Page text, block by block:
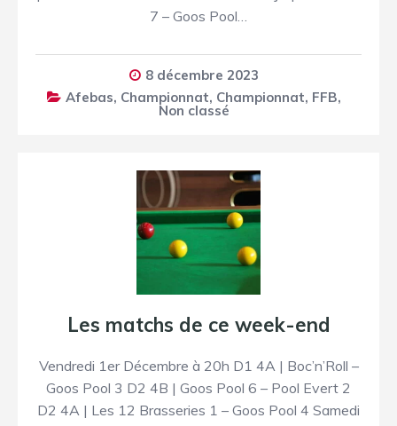
7 – Goos Pool…
8 décembre 2023
Afebas, Championnat, Championnat, FFB,
Non classé
Les matchs de ce week-end
Vendredi 1er Décembre à 20h D1 4A | Boc’n’Roll –
Goos Pool 3 D2 4B | Goos Pool 6 – Pool Evert 2
D2 4A | Les 12 Brasseries 1 – Goos Pool 4 Samedi